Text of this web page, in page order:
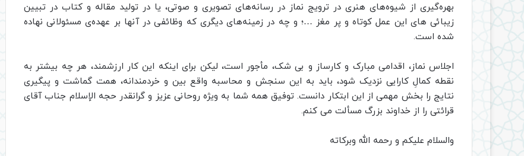
بهره‌گیری از شیوه‌های هنری در ترویج نماز در رسانه‌های تصویری و صوتی، یا در تولید مقاله و کتاب در تبیین
زیبائی های این عمل کوتاه و پر مغز …؛ و چه در زمینه‌های دیگری که وظائفی در آنها بر عهده‌ی مسئولانی نهاده
شده است.
اجلاس نماز، اقدامی مبارک و کارساز و بی شک، مأجور است، لیکن برای اینکه این کار ارزشمند،‌ هر چه بیشتر به
نقطه‌ کمالِ کارایی نزدیک شود، باید به این سنجش و محاسبه‌ واقع ‌بین و خردمندانه، همت گماشت و پیگیری
نتایج را بخش مهمی از این ابتکار دانست. توفیق همه شما به ویژه روحانی عزیز و گرانقدر حجه ‌الإسلام جناب آقای
قرائتی را از خداوند بزرگ مسألت می کنم.
والسلام علیکم و رحمه الله وبرکاته